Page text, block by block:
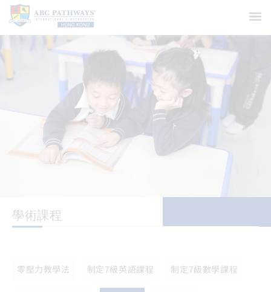
學術課程
零壓力教學法 制定7級英語課程 制定7級數學課程